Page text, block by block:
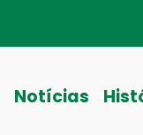
Notícias